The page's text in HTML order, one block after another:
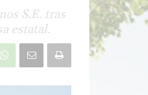
S.E. tras
estatal.